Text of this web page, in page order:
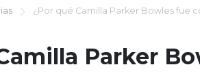
¿Por qué Camilla Parker Bowles fue
Parker